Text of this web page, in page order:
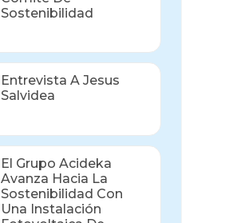
Sostenibilidad
Entrevista A Jesus
Salvidea
El Grupo Acideka
Avanza Hacia La
Sostenibilidad Con
Una Instalación